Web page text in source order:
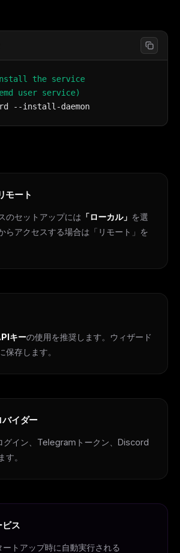
the service
user service)
--install-daemon
モート
のセットアップには 「ローカル」 を選
らアクセスする場合は「リモート」を
キーの使用を推奨します。ウィザード
保存します。
イダー
グイン、Telegramトークン、Discord
す。
ビス
トアップ時に自動実行される
the week